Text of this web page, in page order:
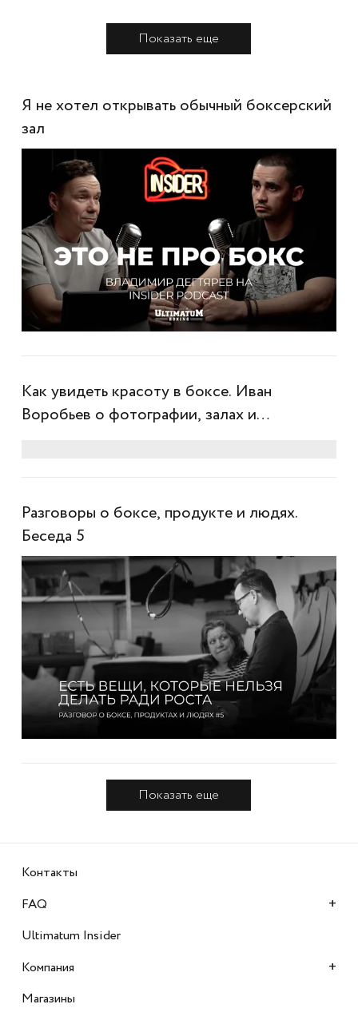
Показать еще
Я не хотел открывать обычный боксерский
зал
Как увидеть красоту в боксе. Иван
Воробьев о фотографии, залах и
Разговоры о боксе, продукте и людях.
Беседа 5
Показать еще
Контакты
FAQ
+
Ultimatum Insider
Компания
+
Магазины